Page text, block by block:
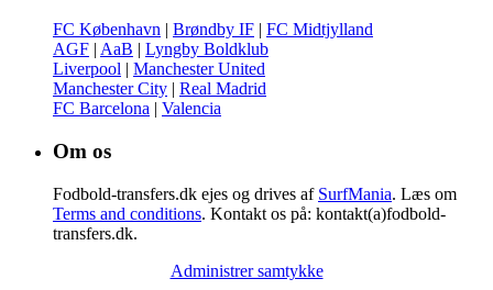
FC København | Brøndby IF | FC Midtjylland
AGF | AaB | Lyngby Boldklub
Liverpool | Manchester United
Manchester City | Real Madrid
FC Barcelona | Valencia
Om os
Fodbold-transfers.dk ejes og drives af SurfMania. Læs om
Terms and conditions. Kontakt os på: kontakt(a)fodbold-
transfers.dk.
Administrer samtykke